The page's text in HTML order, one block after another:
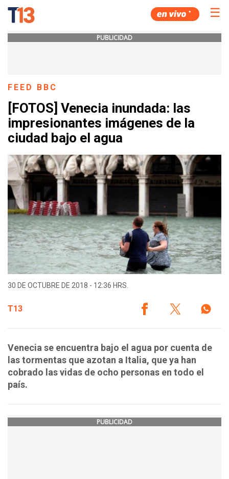
☰
PUBLICIDAD
FEED BBC
[FOTOS] Venecia inundada: las
impresionantes imágenes de la
ciudad bajo el agua
30 DE OCTUBRE DE 2018 - 12:36 HRS.
T13
Venecia se encuentra bajo el agua por cuenta de
las tormentas que azotan a Italia, que ya han
cobrado las vidas de ocho personas en todo el
país.
PUBLICIDAD